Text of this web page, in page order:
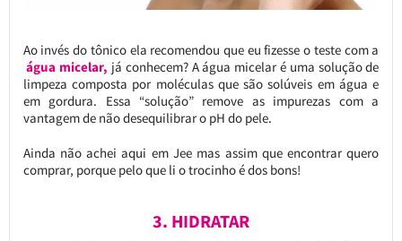
Ao invés do tônico ela recomendou que eu fizesse o teste com a
água micelar, já conhecem? A água micelar é uma solução de
limpeza composta por moléculas que são solúveis em água e
em gordura. Essa “solução” remove as impurezas com a
vantagem de não desequilibrar o pH do pele.
Ainda não achei aqui em Jee mas assim que encontrar quero
comprar, porque pelo que li o trocinho é dos bons!
3. HIDRATAR